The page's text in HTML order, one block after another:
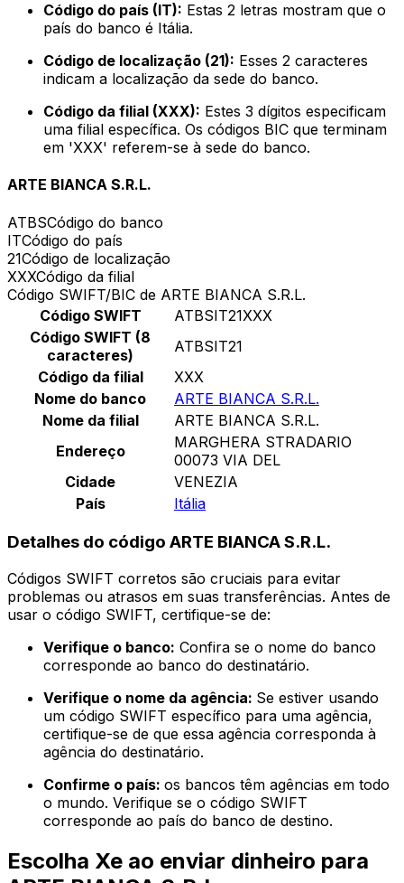
Código do país (IT): Estas 2 letras mostram que o
país do banco é Itália.
Código de localização (21): Esses 2 caracteres
indicam a localização da sede do banco.
Código da filial (XXX): Estes 3 dígitos especificam
uma filial específica. Os códigos BIC que terminam
em 'XXX' referem-se à sede do banco.
ARTE BIANCA S.R.L.
ATBSCódigo do banco
ITCódigo do país
21Código de localização
XXXCódigo da filial
Código SWIFT/BIC de ARTE BIANCA S.R.L.
Código SWIFT
ATBSIT21XXX
Código SWIFT (8
caracteres)
ATBSIT21
Código da filial
XXX
Nome do banco
ARTE BIANCA S.R.L.
Nome da filial
ARTE BIANCA S.R.L.
Endereço
MARGHERA STRADARIO
00073 VIA DEL
Cidade
VENEZIA
País
Itália
Detalhes do código ARTE BIANCA S.R.L.
Códigos SWIFT corretos são cruciais para evitar
problemas ou atrasos em suas transferências. Antes de
usar o código SWIFT, certifique-se de:
Verifique o banco: Confira se o nome do banco
corresponde ao banco do destinatário.
Verifique o nome da agência: Se estiver usando
um código SWIFT específico para uma agência,
certifique-se de que essa agência corresponda à
agência do destinatário.
Confirme o país: os bancos têm agências em todo
o mundo. Verifique se o código SWIFT
corresponde ao país do banco de destino.
Escolha Xe ao enviar dinheiro para